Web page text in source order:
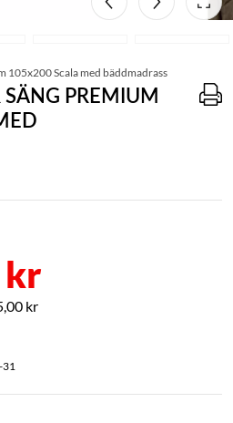
105x200 Scala med bäddmadrass
SÄNG PREMIUM
kr
kr